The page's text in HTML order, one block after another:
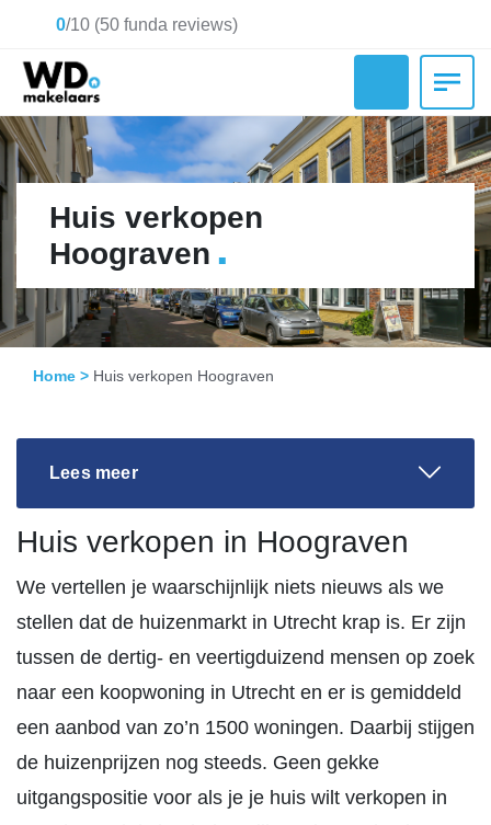
0/10 (50 funda reviews)
Huis verkopen
Hoograven .
Home > Huis verkopen Hoograven
Lees meer
Huis verkopen in Hoograven
We vertellen je waarschijnlijk niets nieuws als we
stellen dat de huizenmarkt in Utrecht krap is. Er zijn
tussen de dertig- en veertigduizend mensen op zoek
naar een koopwoning in Utrecht en er is gemiddeld
een aanbod van zo’n 1500 woningen. Daarbij stijgen
de huizenprijzen nog steeds. Geen gekke
uitgangspositie voor als je je huis wilt verkopen in